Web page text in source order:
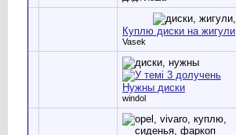
Куплю диски на жигули
Vasek
Нужны диски
windol